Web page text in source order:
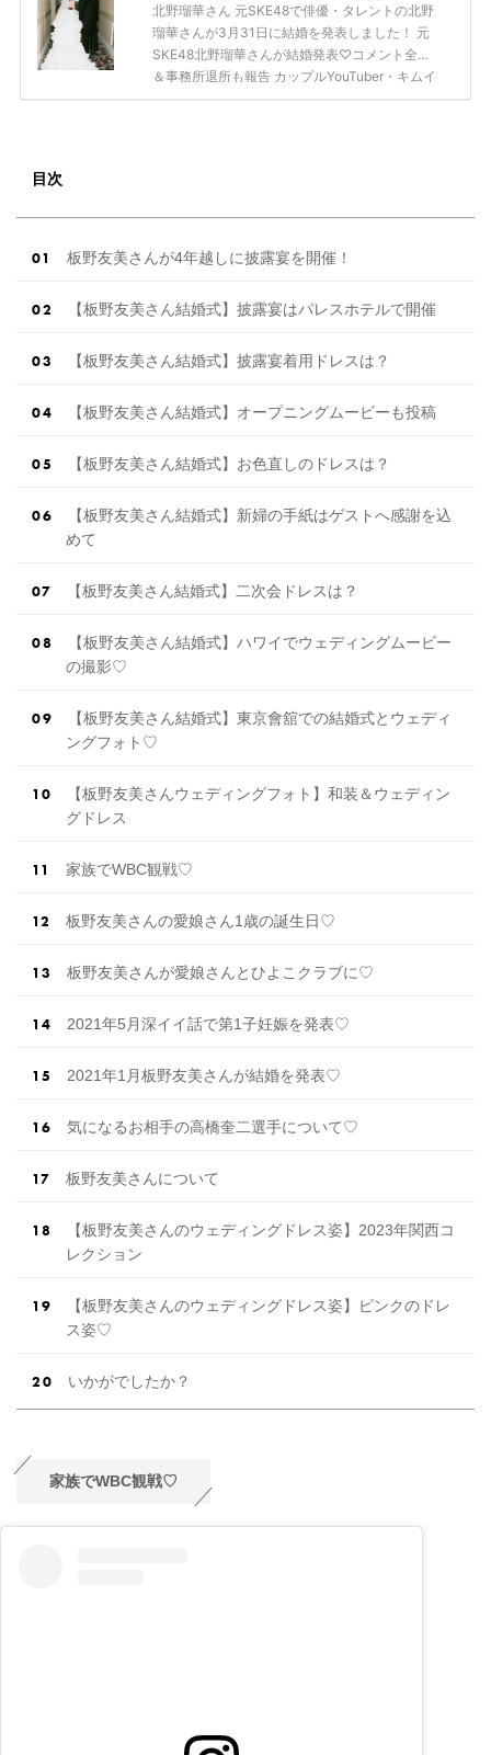
北野瑠華さん 元SKE48で俳優・タレントの北野
瑠華さんが3月31日に結婚を発表しました！ 元
SKE48北野瑠華さんが結婚発表♡コメント全文
＆事務所退所も報告 カップルYouTuber・キムイ
オハウス 大人気カップルYouTuber「キムイオハ
ルの浅野啓介さん […]続きを読む
目次
板野友美さんが4年越しに披露宴を開催！
【板野友美さん結婚式】披露宴はパレスホテルで開催
【板野友美さん結婚式】披露宴着用ドレスは？
【板野友美さん結婚式】オープニングムービーも投稿
【板野友美さん結婚式】お色直しのドレスは？
【板野友美さん結婚式】新婦の手紙はゲストへ感謝を込
めて
【板野友美さん結婚式】二次会ドレスは？
【板野友美さん結婚式】ハワイでウェディングムービー
の撮影♡
【板野友美さん結婚式】東京會舘での結婚式とウェディ
ングフォト♡
【板野友美さんウェディングフォト】和装＆ウェディン
グドレス
家族でWBC観戦♡
板野友美さんの愛娘さん1歳の誕生日♡
板野友美さんが愛娘さんとひよこクラブに♡
2021年5月深イイ話で第1子妊娠を発表♡
2021年1月板野友美さんが結婚を発表♡
気になるお相手の高橋奎二選手について♡
板野友美さんについて
【板野友美さんのウェディングドレス姿】2023年関西コ
レクション
【板野友美さんのウェディングドレス姿】ピンクのドレ
ス姿♡
いかがでしたか？
家族でWBC観戦♡